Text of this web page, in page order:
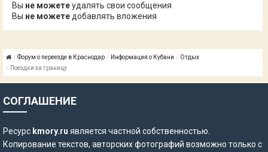
Вы не можетеудалять свои сообщения
Вы не можете добавлять вложения
Форум о переезде в Краснодар Информация о Кубани
Отдых
Поездки за границу
СОГЛАШЕНИЕ
Ресурс kmory.ru является частной собственностью.
Копирование текстов, авторских фотографий возможно только с